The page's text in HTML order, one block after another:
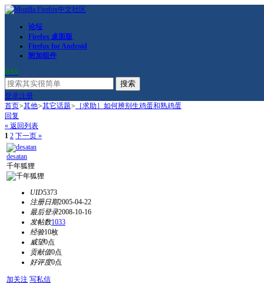
论坛
Firefox 桌面版
Firefox for Android
附加组件
RSS
搜索
登录注册
首页>其他>其它话题> ［求助］如何辨别生鸡蛋和熟鸡蛋
回复
« 返回列表
1 2 下一页 »
desatan
千年狐狸
UID5373
注册日期2005-04-22
最后登录2008-10-16
发帖数1033
经验10枚
威望0点
贡献值0点
好评度0点
加关注 写私信